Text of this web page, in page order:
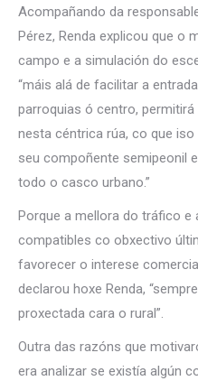
Acompañando da
Pérez, Renda explicou que o
campo e a simulación do
“máis alá de facilitar a
parroquias ó centro,
nesta céntrica rúa, co que
seu compoñente semipeonil
todo o casco urbano.”
Porque a mellora do tráfico e
compatibles co obxectivo
favorecer o interese
declarou hoxe Renda,
proxectada cara o rural”.
Outra das razóns que
era analizar se existía algún